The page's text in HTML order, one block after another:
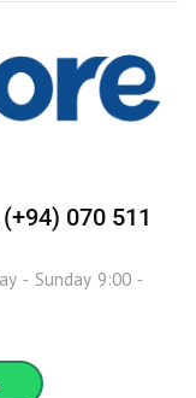
070 511
- Sunday 9:00 -